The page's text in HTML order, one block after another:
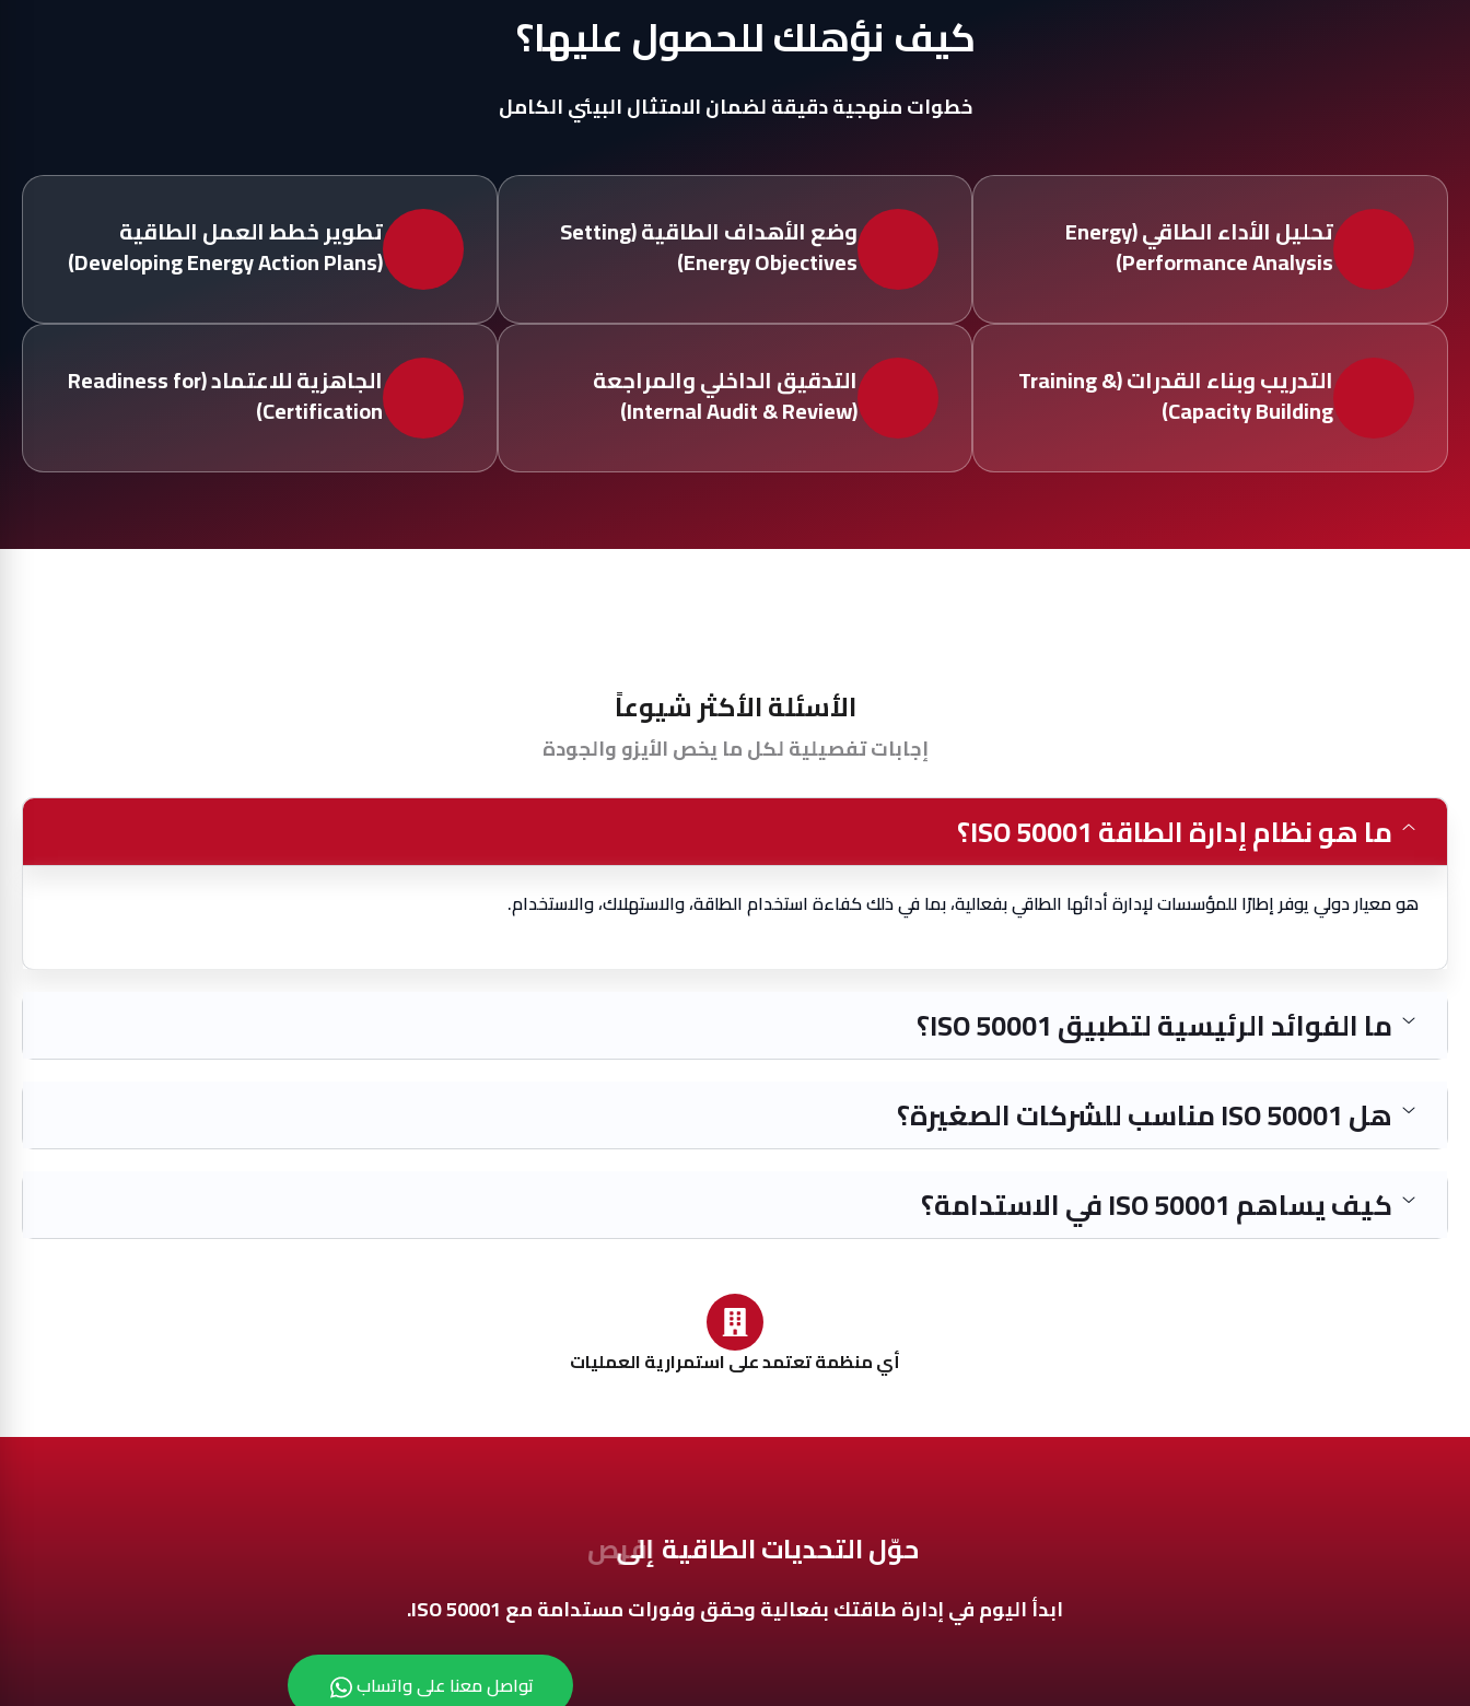
كيفنؤهلكللحصولعليها؟
خطوات منهجية دقيقة لضمان الامتثال البيئي الكامل
تحليل الأداء الطاقي (Energy
Performance Analysis)
وضع الأهداف الطاقية (Setting
Energy Objectives)
تطوير خطط العمل الطاقية
(Developing Energy Action Plans)
التدريب وبناء القدرات (Training &
Capacity Building)
التدقيق الداخلي والمراجعة
(Internal Audit & Review)
الجاهزية للاعتماد (Readiness for
Certification)
الأسئلةالأكثرشيوعاً
إجابات تفصيلية لكل ما يخص الأيزو والجودة
ما هو نظام إدارة الطاقة ISO 50001؟
هو معيار دولي يوفر إطارًا للمؤسسات لإدارة أدائها الطاقي بفعالية، بما في ذلك كفاءة استخدام الطاقة، والاستهلاك، والاستخدام.
ما الفوائد الرئيسية لتطبيق ISO 50001؟
هل ISO 50001 مناسب للشركات الصغيرة؟
كيف يساهم ISO 50001 في الاستدامة؟
أي منظمة تعتمد على استمرارية العمليات
حوّلالتحدياتالطاقية إلىفرص
ابدأ اليوم في إدارة طاقتك بفعالية وحقق وفورات مستدامة مع ISO 50001.
تواصل معنا على واتساب